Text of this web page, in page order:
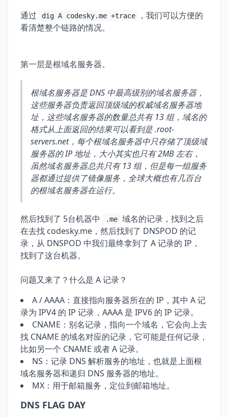
通过 dig A codesky.me +trace
，我们可以方便的
看清楚整个链路的情况。
第一层是根域名服务器。
根域名服务器是 DNS 中最高级别的域名服务器，
这些服务器负责返回顶级域的权威域名服务器地
址，这些域名服务器的数量总共有 13 组，域名的
格式从上面返回的结果可以看到是 .root-
servers.net，每个根域名服务器中只存储了顶级域
服务器的 IP 地址，大小其实也只有 2MB 左右，
虽然域名服务器总共只有 13 组，但是每一组服务
器都通过提供了镜像服务，全球大概也有几百台
的根域名服务器在运行。
然后找到了 5台机器中 .me 域名的记录，找到之后
在去找 codesky.me，然后找到了 DNSPOD 的记
录，从 DNSPOD 中我们最终拿到了 A 记录的 IP，
找到了这台机器。
问题又来了？什么是 A 记录？
A / AAAA：直接指向服务器所在的 IP，其中 A 记
录为 IPV4 的 IP 记录，AAAA 是 IPV6 的 IP 记录。
CNAME：别名记录，指向一个域名，它会向上去
找 CNAME 的域名对应的记录，它可能是任何记录，
比如另一个 CNAME 或者 A 记录。
NS：记录 DNS 解析服务的地址，也就是上面根
域名服务器和递归 DNS 服务器的地址。
MX：用于邮箱服务，定位到邮箱地址。
DNS FLAG DAY